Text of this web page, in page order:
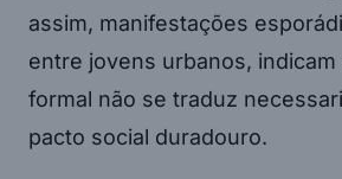
assim, manifestações
entre jovens urbanos, indicam
formal não se traduz
pacto social duradouro.